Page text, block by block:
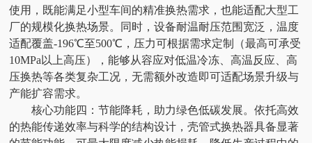
使用，既能满足小型车间的精准换热需求，也能适配大型工
厂的规模化换热场景。同时，设备耐温耐压范围宽泛，温度
适配覆盖-196℃至500℃，压力可根据需求定制（最高可承受
10MPa以上高压），能够从容应对低温冷冻、高温反应、高
压换热等各类复杂工况，无需额外改造即可适配场景升级与
产能扩容需求。
核心功能四：节能降耗，助力绿色低碳发展。依托高效
的热能传递效率与科学的结构设计，壳管式换热器具备显著